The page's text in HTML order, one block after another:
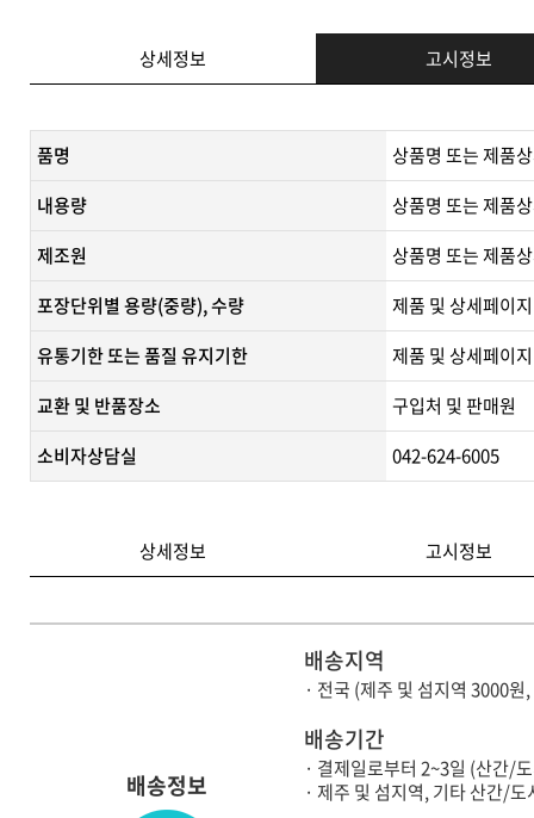
상세정보 고시정보
품명
상품명 또는 제품
내용량
상품명 또는 제품
제조원
상품명 또는 제품
포장단위별 용량(중량), 수량
제품 및 상세페이
유통기한 또는 품질 유지기한
제품 및 상세페이
교환 및 반품장소
구입처 및 판매원
소비자상담실
042-624-6005
상세정보 고시정보
배송정보
배송지역
· 전국 (제주 및 섬지역 3000
배송기간
· 결제일로부터 2~3일 (산간/
· 제주 및 섬지역, 기타 산간/